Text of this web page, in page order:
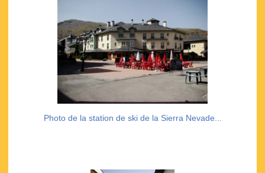
Photo de la station de ski de la Sierra Nevade...